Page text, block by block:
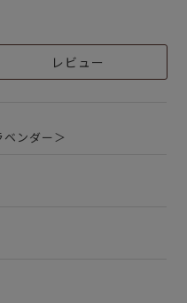
レビュー
ンダー＞